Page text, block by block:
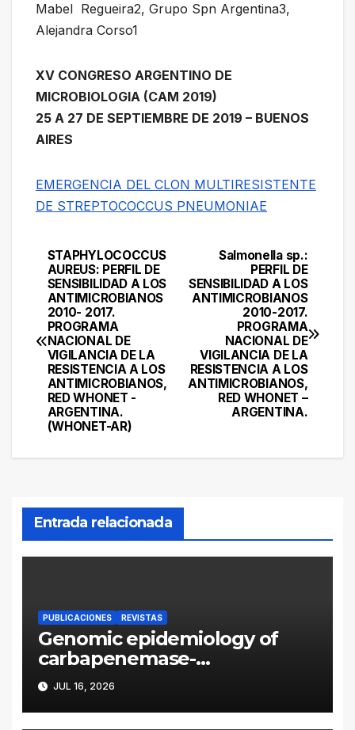
Mabel Regueira2, Grupo Spn Argentina3,
Alejandra Corso1
XV CONGRESO ARGENTINO DE
MICROBIOLOGIA (CAM 2019)
25 A 27 DE SEPTIEMBRE DE 2019 – BUENOS
AIRES
EMERGENCIA DEL CLON MULTIRESISTENTE
DE STREPTOCOCCUS PNEUMONIAE
Navegación
de
entradas
Salmonella sp.:
PERFIL DE
SENSIBILIDAD A LOS
ANTIMICROBIANOS
2010-2017.
PROGRAMA
NACIONAL DE
VIGILANCIA DE LA
RESISTENCIA A LOS
ANTIMICROBIANOS,
RED WHONET –
ARGENTINA.
STAPHYLOCOCCUS
AUREUS: PERFIL DE
SENSIBILIDAD A LOS
ANTIMICROBIANOS
2010- 2017.
PROGRAMA
NACIONAL DE
VIGILANCIA DE LA
RESISTENCIA A LOS
ANTIMICROBIANOS,
RED WHONET -
ARGENTINA.
(WHONET-AR)
Entrada relacionada
PUBLICACIONES REVISTAS
Genomic epidemiology of
carbapenemase-
producing Enterobacter
cloacae complex in
Argentina: a retrospective
JUL 16, 2026